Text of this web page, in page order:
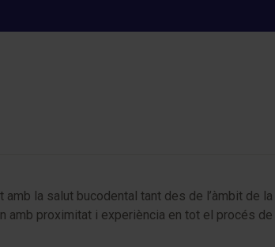
amb la salut bucodental tant des de l’àmbit de
amb proximitat i experiència en tot el procés